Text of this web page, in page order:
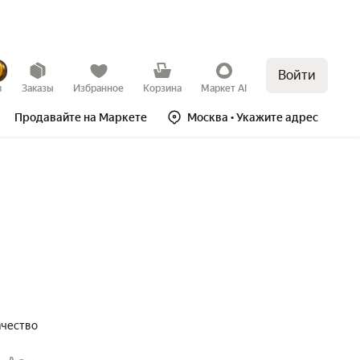
Заказы Избранное Корзина Маркет AI
Войти
Продавайте на Маркете Москва • Укажите адрес